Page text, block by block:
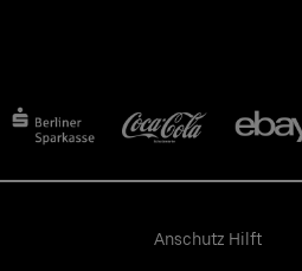
Anschutz Hilft